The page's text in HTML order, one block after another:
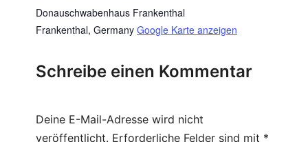
Donauschwabenhaus Frankenthal
Frankenthal, Germany Google Karte anzeigen
Schreibe einen Kommentar
Deine E-Mail-Adresse wird nicht
veröffentlicht. Erforderliche Felder sind mit *